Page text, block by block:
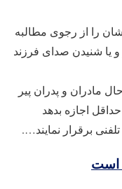
شان را از رجوی مطالبه
و یا شنیدن صدای فرزند
مادران و پدران پیر
اجازه بدهد
برقرار نمایند….
است